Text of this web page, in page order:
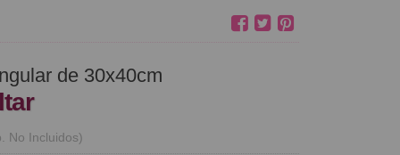
de 30x40cm
No Incluidos)